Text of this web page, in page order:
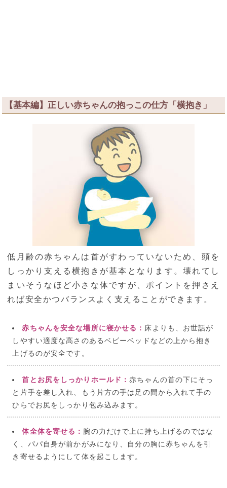
【基本編】正しい赤ちゃんの抱っこの仕方「横抱き」
低月齢の赤ちゃんは首がすわっていないため、頭を
しっかり支える横抱きが基本となります。壊れてし
まいそうなほど小さな体ですが、ポイントを押さえ
れば安全かつバランスよく支えることができます。
赤ちゃんを安全な場所に寝かせる： 床よりも、お世話が
しやすい適度な高さのあるベビーベッドなどの上から抱き
上げるのが安全です。
首とお尻をしっかりホールド：赤ちゃんの首の下にそっ
と片手を差し入れ、もう片方の手は足の間から入れて手の
ひらでお尻をしっかり包み込みます。
体全体を寄せる： 腕の力だけで上に持ち上げるのではな
く、パパ自身が前かがみになり、自分の胸に赤ちゃんを引
き寄せるようにして体を起こします。